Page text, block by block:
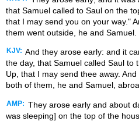
that Samuel called to Saul on the
that I may send you on your way."
them went outside, he and Samuel.
KJV: And they arose early: and it
the day, that Samuel called Saul to
Up, that I may send thee away.
both of them, he and Samuel,
AMP: They arose early and about
was sleeping] on the top of the